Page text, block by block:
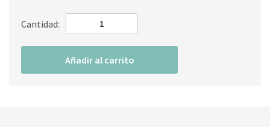
Cantidad:
Añadir al carrito